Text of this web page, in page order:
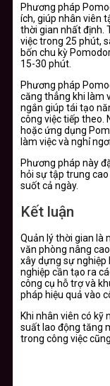
Phương pháp
ích, giúp nhân viên
thời gian nhất định.
việc trong 25 phút,
bốn chu kỳ
15-30 phút.
Phương pháp
căng thẳng khi làm
ngắn giúp tái tạo
công việc tiếp theo.
hoặc ứng dụng
làm việc và nghỉ ngơi.
Phương pháp này
hỏi sự tập trung
suốt cả ngày.
Kết luận
Quản lý thời gian là
văn phòng nâng
xây dựng sự nghiệp
nghiệp cần tạo ra
công cụ hỗ trợ và
pháp hiệu quả vào
Khi nhân viên có kỹ
suất lao động tăng
trong công việc